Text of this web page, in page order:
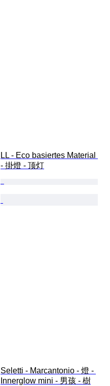
LL - Eco basiertes Material
- 掛燈 - 顶灯
Seletti - Marcantonio - 燈 -
Innerglow mini - 男孩 - 樹